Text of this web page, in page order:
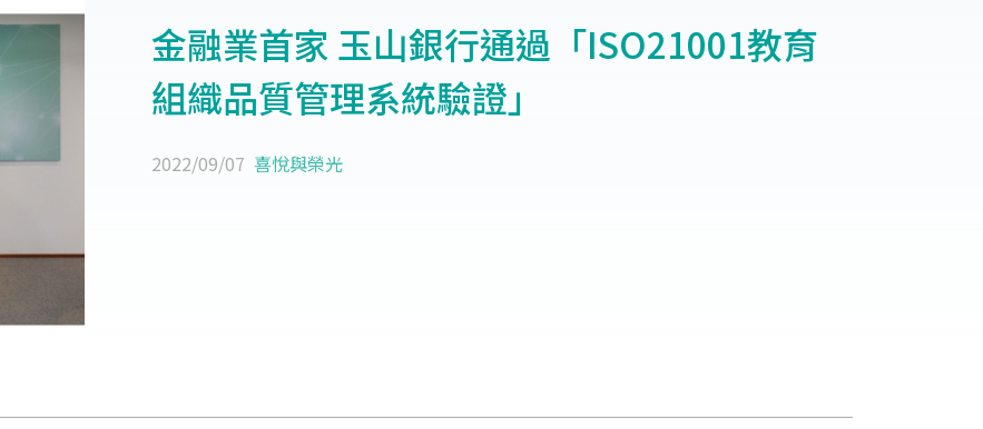
金融業首家 玉山銀行通過「ISO21001教育
組織品質管理系統驗證」
2022/09/07 喜悅與榮光